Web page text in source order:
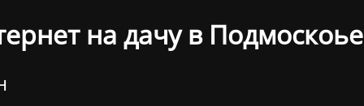
на дачу в Подмоскоье